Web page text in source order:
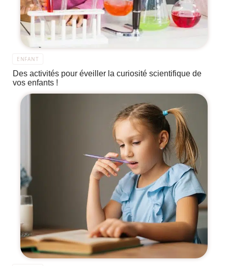
ENFANT
Des activités pour éveiller la curiosité scientifique de
vos enfants !